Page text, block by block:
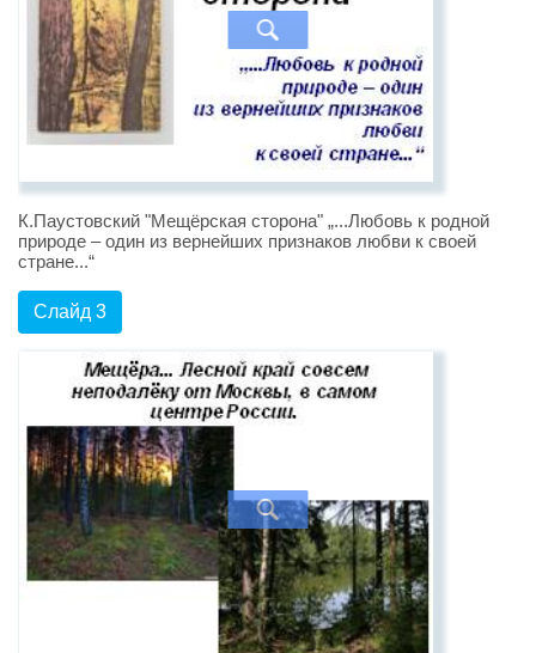
К.Паустовский "Мещёрская сторона" „...Любовь к родной
природе – один из вернейших признаков любви к своей
стране...“
Слайд 3